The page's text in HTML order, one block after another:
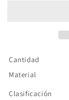
Cantidad
Material
Clasificación